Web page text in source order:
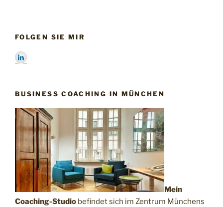
FOLGEN SIE MIR
BUSINESS COACHING IN MÜNCHEN
Mein
Coaching-Studio befindet sich im Zentrum Münchens